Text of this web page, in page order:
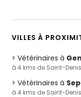
VILLES À
Vétérinaires à
à 4 kms de Saint-
Vétérinaires à
à 4 kms de Saint-